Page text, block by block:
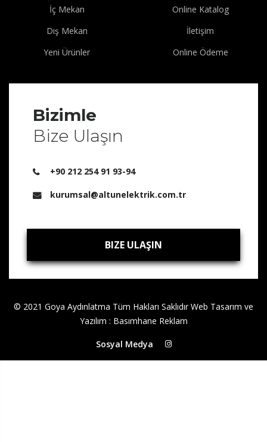
İç Mekan
Dış Mekan
Yeni Ürünler
Online Katalog
İletişim
Online Ödeme
Bizimle
Bize Ulaşın
+90 212 254 91 93-94
kurumsal@altunelektrik.com.tr
BIZE ULAŞIN
BIZE ULAŞIN
© 2021 Goya Aydınlatma Tüm Hakları SaklıdırWeb Tasarım ve
Yazılım : Basımhane Reklam
Sosyal Medya